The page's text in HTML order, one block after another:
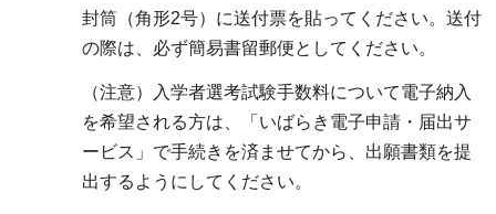
封筒（角形2号）に送付票を貼ってください。送付
の際は、必ず簡易書留郵便としてください。
（注意）入学者選考試験手数料について電子納入
を希望される方は、「いばらき電子申請・届出サ
ービス」で手続きを済ませてから、出願書類を提
出するようにしてください。